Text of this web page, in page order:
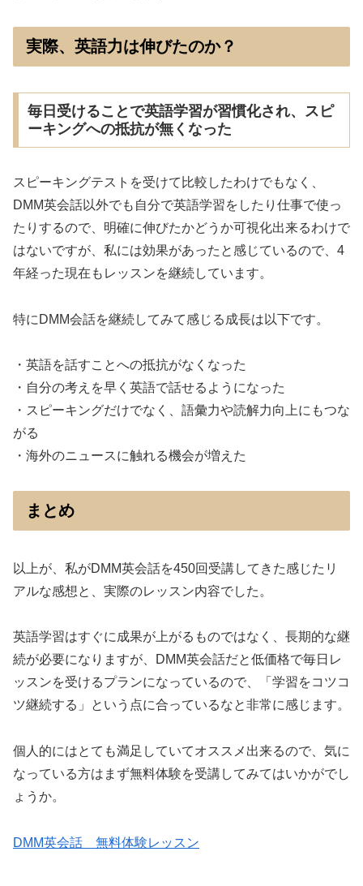
実際、英語力は伸びたのか？
毎日受けることで英語学習が習慣化され、スピ
ーキングへの抵抗が無くなった
スピーキングテストを受けて比較したわけでもなく、
DMM英会話以外でも自分で英語学習をしたり仕事で使っ
たりするので、明確に伸びたかどうか可視化出来るわけで
はないですが、私には効果があったと感じているので、4
年経った現在もレッスンを継続しています。
特にDMM会話を継続してみて感じる成長は以下です。
・英語を話すことへの抵抗がなくなった
・自分の考えを早く英語で話せるようになった
・スピーキングだけでなく、語彙力や読解力向上にもつな
がる
・海外のニュースに触れる機会が増えた
まとめ
以上が、私がDMM英会話を450回受講してきた感じたリ
アルな感想と、実際のレッスン内容でした。
英語学習はすぐに成果が上がるものではなく、長期的な継
続が必要になりますが、DMM英会話だと低価格で毎日レ
ッスンを受けるプランになっているので、「学習をコツコ
ツ継続する」という点に合っているなと非常に感じます。
個人的にはとても満足していてオススメ出来るので、気に
なっている方はまず無料体験を受講してみてはいかがでし
ょうか。
DMM英会話 無料体験レッスン